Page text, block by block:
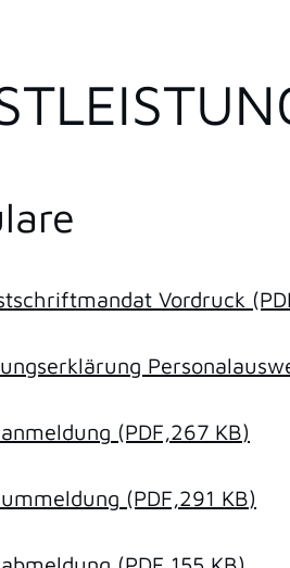
Vordruck
(PDF,267 KB)
(PDF,291 KB)